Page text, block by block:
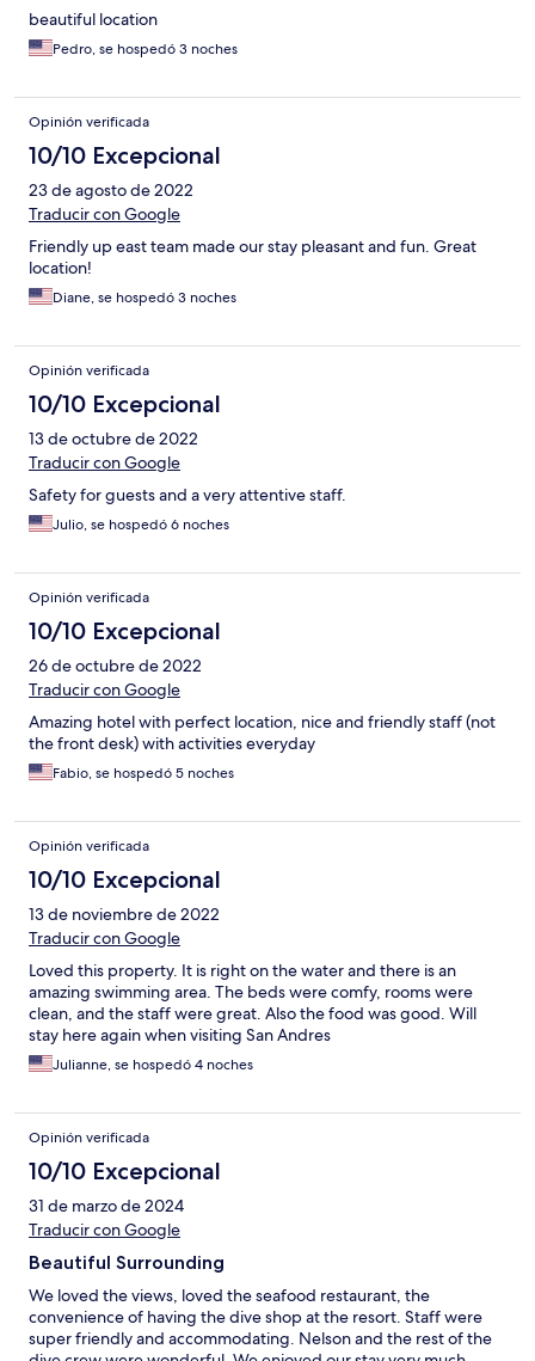
beautiful location
Pedro, se hospedó 3 noches
Opinión verificada
10/10 Excepcional
23 de agosto de 2022
Traducir con Google
Friendly up east team made our stay pleasant and fun. Great
location!
Diane, se hospedó 3 noches
Opinión verificada
10/10 Excepcional
13 de octubre de 2022
Traducir con Google
Safety for guests and a very attentive staff.
Julio, se hospedó 6 noches
Opinión verificada
10/10 Excepcional
26 de octubre de 2022
Traducir con Google
Amazing hotel with perfect location, nice and friendly staff (not
the front desk) with activities everyday
Fabio, se hospedó 5 noches
Opinión verificada
10/10 Excepcional
13 de noviembre de 2022
Traducir con Google
Loved this property. It is right on the water and there is an
amazing swimming area. The beds were comfy, rooms were
clean, and the staff were great. Also the food was good. Will
stay here again when visiting San Andres
Julianne, se hospedó 4 noches
Opinión verificada
10/10 Excepcional
31 de marzo de 2024
Traducir con Google
Beautiful Surrounding
We loved the views, loved the seafood restaurant, the
convenience of having the dive shop at the resort. Staff were
super friendly and accommodating. Nelson and the rest of the